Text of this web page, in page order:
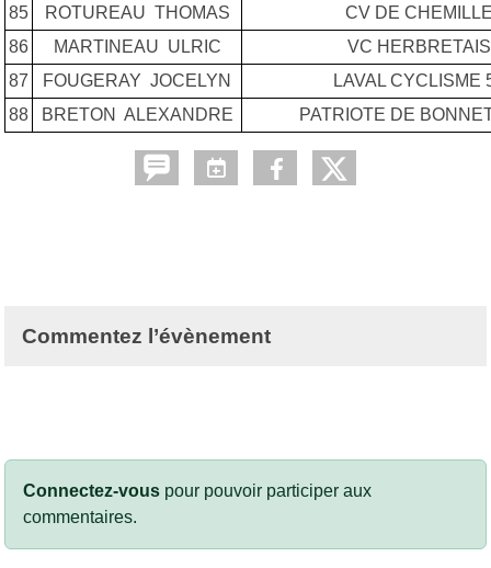
85 ROTUREAU THOMAS
CV DE
86
MARTINEAU ULRIC
VC HERBRETAIS
87
FOUGERAY JOCELYN
LAVAL CYCLISME
88
BRETON ALEXANDRE PATRIOTE DE
Commentez l’évènement
Connectez-vous pour pouvoir participer aux
commentaires.